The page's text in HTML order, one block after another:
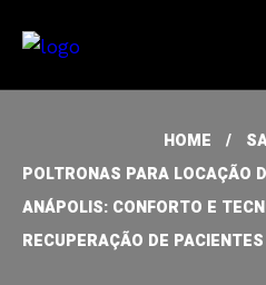
HOME
POLTRONAS PARA LOCAÇÃO
ANÁPOLIS: CONFORTO E
RECUPERAÇÃO DE PACIENTES